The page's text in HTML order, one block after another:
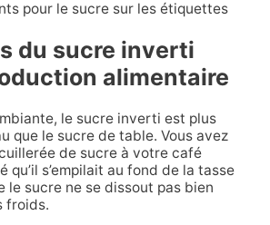
pour le sucre sur les étiquettes
du sucre inverti
alimentaire
le sucre inverti est plus
que le sucre de table. Vous avez
de sucre à votre café
qu’il s’empilait au fond de la tasse
le sucre ne se dissout pas bien
froids.